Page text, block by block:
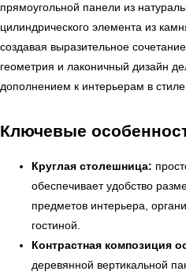
прямоугольной панели из
цилиндрического элемента из
создавая выразительное
геометрия и лаконичный дизайн
дополнением к интерьерам в
Ключевые
Круглая столешница:
обеспечивает удобство
предметов интерьера,
гостиной.
Контрастная композиция
деревянной вертикальной